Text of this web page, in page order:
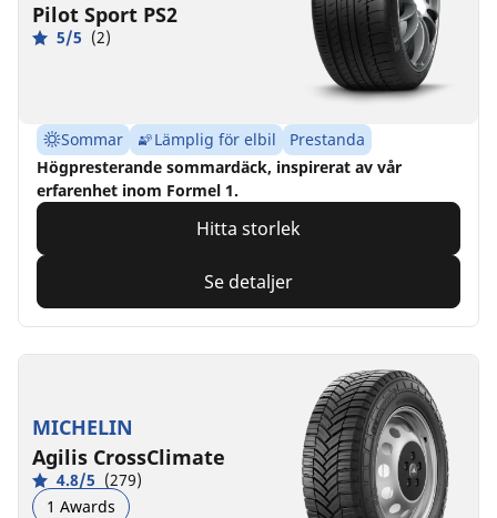
Pilot Sport PS2
5/5 (2)
Sommar Lämplig för elbil
Prestanda
Högpresterande sommardäck, inspirerat av vår
erfarenhet inom Formel 1.
Hitta storlek
Se detaljer
MICHELIN
Agilis CrossClimate
4.8/5 (279)
1 Awards